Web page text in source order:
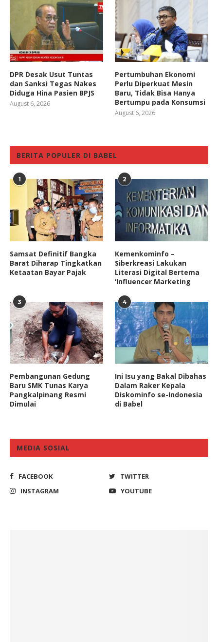
DPR Desak Usut Tuntas
dan Sanksi Tegas Nakes
Diduga Hina Pasien BPJS
August 6, 2026
Pertumbuhan Ekonomi
Perlu Diperkuat Mesin
Baru, Tidak Bisa Hanya
Bertumpu pada Konsumsi
August 6, 2026
BERITA POPULER DI BABEL
1
Samsat Definitif Bangka
Barat Diharap Tingkatkan
Ketaatan Bayar Pajak
2
Kemenkominfo –
Siberkreasi Lakukan
Literasi Digital Bertema
‘Influencer Marketing
3
Pembangunan Gedung
Baru SMK Tunas Karya
Pangkalpinang Resmi
Dimulai
4
Ini Isu yang Bakal Dibahas
Dalam Raker Kepala
Diskominfo se-Indonesia
di Babel
MEDIA SOSIAL
FACEBOOK
TWITTER
INSTAGRAM
YOUTUBE